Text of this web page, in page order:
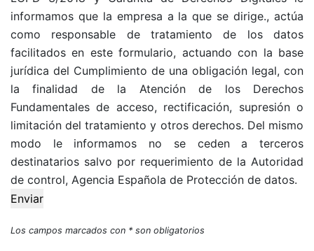
informamos que la empresa a la que se dirige., actúa
como responsable de tratamiento de los datos
facilitados en este formulario, actuando con la base
jurídica del Cumplimiento de una obligación legal, con
la finalidad de la Atención de los Derechos
Fundamentales de acceso, rectificación, supresión o
limitación del tratamiento y otros derechos. Del mismo
modo le informamos no se ceden a terceros
destinatarios salvo por requerimiento de la Autoridad
de control, Agencia Española de Protección de datos.
Enviar
Los campos marcados con * son obligatorios